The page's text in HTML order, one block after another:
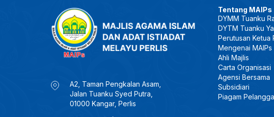
A2, Taman Pengkalan Asam,
Jalan Tuanku Syed Putra,
01000 Kangar, Perlis
Tentang MAIPs
DYMM Tuanku
DYTM Tuanku
Perutusan Ketua
Mengenai MAIPs
Ahli Majlis
Carta Organisasi
Agensi Bersama
Subsidiari
Piagam